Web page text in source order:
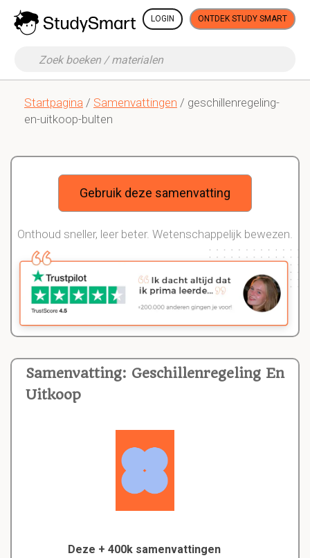
LOGIN ONTDEK STUDY SMART
Startpagina / Samenvattingen / geschillenregeling-
en-uitkoop-bulten
Samenvatting: Geschillenregeling En
Uitkoop
Deze + 400k samenvattingen
Gebruik deze samenvatting
Onthoud sneller, leer beter. Wetenschappelijk bewezen.